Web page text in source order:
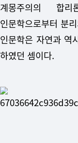
계몽주의의 합
인문학으로부터 분
인문학은 자연과 역
하였던 셈이다.